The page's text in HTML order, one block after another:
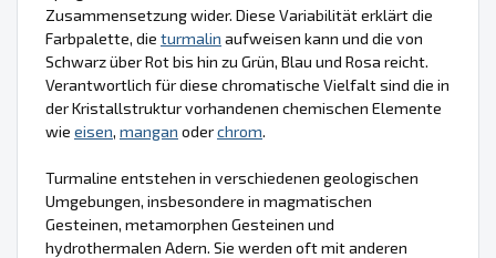
Zusammensetzung wider. Diese Variabilität erklärt die
Farbpalette, die turmalin aufweisen kann und die von
Schwarz über Rot bis hin zu Grün, Blau und Rosa reicht.
Verantwortlich für diese chromatische Vielfalt sind die in
der Kristallstruktur vorhandenen chemischen Elemente
wie eisen, mangan oderchrom.
Turmaline entstehen in verschiedenen geologischen
Umgebungen, insbesondere in magmatischen
Gesteinen, metamorphen Gesteinen und
hydrothermalen Adern. Sie werden oft mit anderen